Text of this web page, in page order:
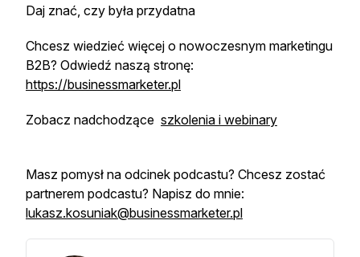
Daj znać, czy była przydatna
Chcesz wiedzieć więcej o nowoczesnym marketingu
B2B? Odwiedź naszą stronę:
https://businessmarketer.pl
Zobacz nadchodzące szkolenia i webinary
Masz pomysł na odcinek podcastu? Chcesz zostać
partnerem podcastu? Napisz do mnie:
lukasz.kosuniak@businessmarketer.pl